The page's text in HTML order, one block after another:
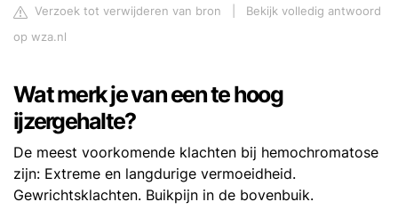
Verzoek tot verwijderen van bron
Bekijk volledig antwoord
op wza.nl
Wat merk je van een te hoog
ijzergehalte?
De meest voorkomende klachten bij hemochromatose
zijn: Extreme en langdurige vermoeidheid.
Gewrichtsklachten. Buikpijn in de bovenbuik.